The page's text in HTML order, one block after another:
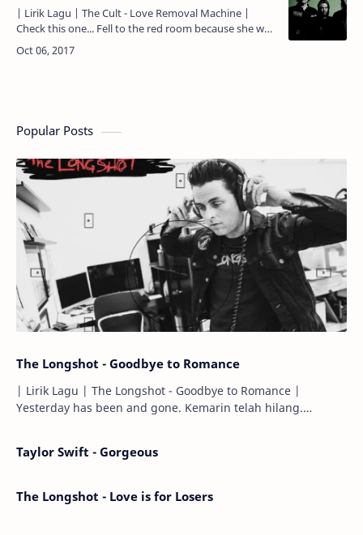
| Lirik Lagu | The Cult - Love Removal Machine |
Check this one... Fell to the red room because she was
there. Jatuh ke dalam kamar merah, karena dia ada
Popular Posts
The Longshot - Goodbye to Romance
| Lirik Lagu | The Longshot - Goodbye to Romance |
Yesterday has been and gone. Kemarin telah hilang.
Taylor Swift - Gorgeous
The Longshot - Love is for Losers